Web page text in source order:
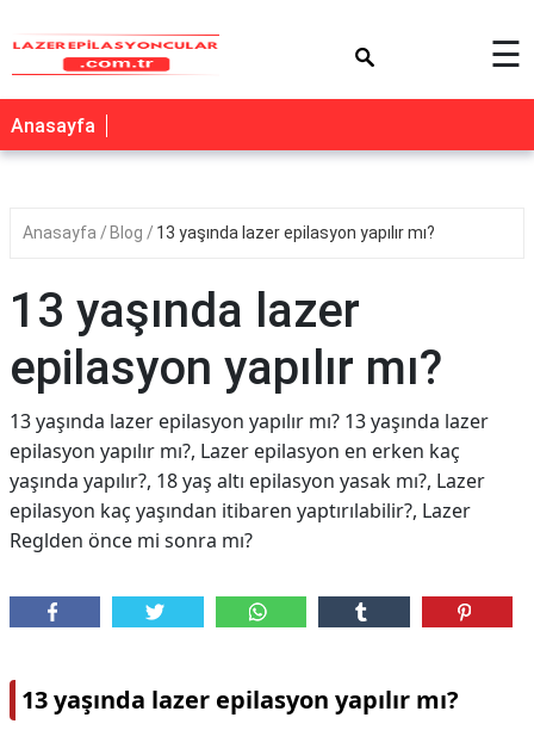
☰
Anasayfa
Anasayfa Blog 13 yaşında lazer epilasyon yapılır mı?
13 yaşında lazer
epilasyon yapılır mı?
13 yaşında lazer epilasyon yapılır mı? 13 yaşında lazer
epilasyon yapılır mı?, Lazer epilasyon en erken kaç
yaşında yapılır?, 18 yaş altı epilasyon yasak mı?, Lazer
epilasyon kaç yaşından itibaren yaptırılabilir?, Lazer
Reglden önce mi sonra mı?
13 yaşında lazer epilasyon yapılır mı?